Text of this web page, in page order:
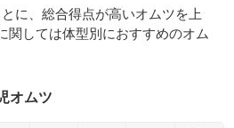
に、総合得点が高いオムツを上
関しては体型別におすすめのオム
オムツ